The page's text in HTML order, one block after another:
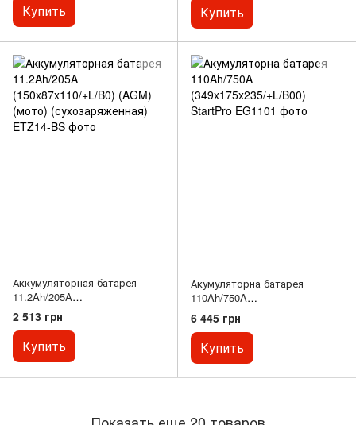
Купить Купить
Аккумуляторная батарея
11.2Ah/205A
(150x87x110/+L/B0) (AGM)
(мото) (сухозаряженная)
2 513 грн
Купить
Акумуляторна батарея
110Ah/750A
(349x175x235/+L/B00) StartPro
6 445 грн
Купить